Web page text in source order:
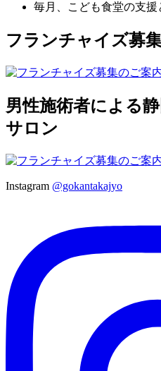
毎月、こども食堂の支援
フランチャイズ募
男性施術者による
サロン
Instagram @gokantakajyo